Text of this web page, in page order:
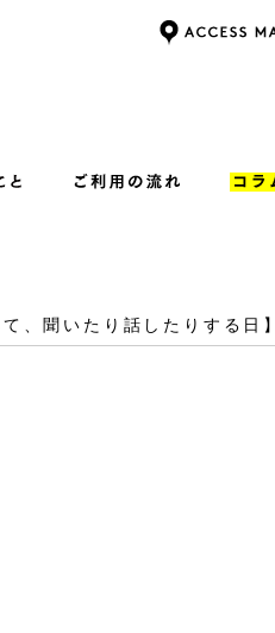
、聞いたり話したりする日】